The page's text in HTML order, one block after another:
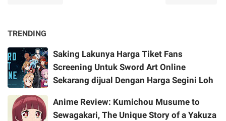
TRENDING
Saking Lakunya Harga Tiket Fans
Screening Untuk Sword Art Online
Sekarang dijual Dengan Harga Segini Loh
Anime Review: Kumichou Musume to
Sewagakari, The Unique Story of a Yakuza